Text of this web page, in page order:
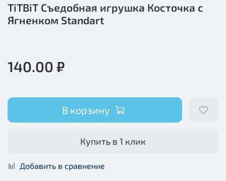
TiTBiT Съедобная игрушка Косточка с
Ягненком Standart
140.00 ₽
В корзину
Купить в 1 клик
Добавить в сравнение